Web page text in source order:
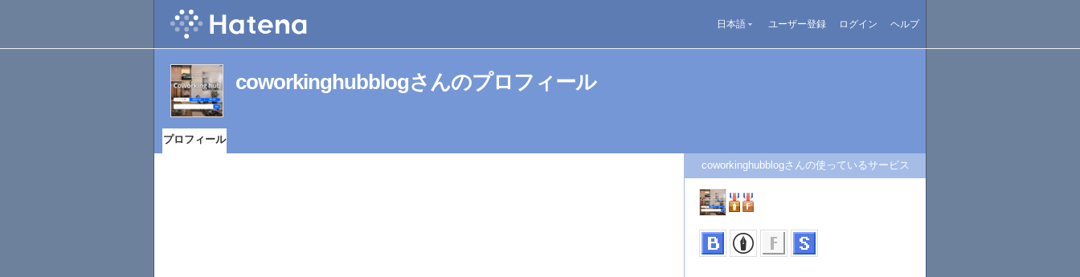
日本語 ユーザー登録 ログイン ヘルプ
coworkinghubblogさんのプロフィール
プロフィール
coworkinghubblogさんの使っているサービス